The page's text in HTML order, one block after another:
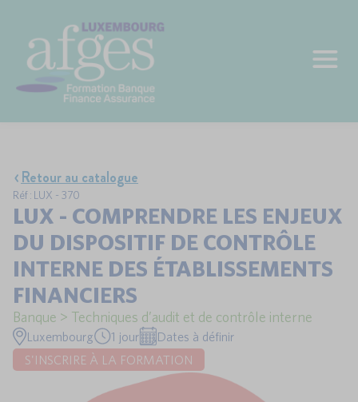
Retour au catalogue
Réf : LUX - 370
LUX - COMPRENDRE LES ENJEUX
DU DISPOSITIF DE CONTRÔLE
INTERNE DES ÉTABLISSEMENTS
FINANCIERS
Banque > Techniques d’audit et de contrôle interne
Luxembourg 1 jour
Dates à définir
S'INSCRIRE À LA FORMATION